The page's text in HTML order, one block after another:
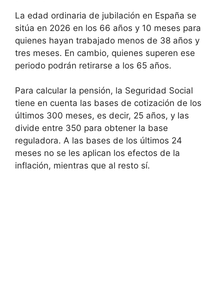
La edad ordinaria de jubilación en España se
sitúa en 2026 en los 66 años y 10 meses para
quienes hayan trabajado menos de 38 años y
tres meses. En cambio, quienes superen ese
periodo podrán retirarse a los 65 años.
Para calcular la pensión, la Seguridad Social
tiene en cuenta las bases de cotización de los
últimos 300 meses, es decir, 25 años, y las
divide entre 350 para obtener la base
reguladora. A las bases de los últimos 24
meses no se les aplican los efectos de la
inflación, mientras que al resto sí.